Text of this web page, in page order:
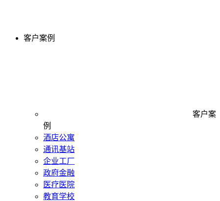
客户案例
客户案
例
酒店公寓
通讯基站
企业工厂
政府金融
医疗医院
教育学校